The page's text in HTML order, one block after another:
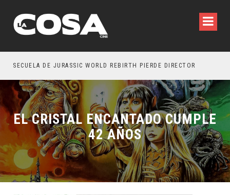
SECUELA DE JURASSIC WORLD REBIRTH PIERDE DIRECTOR
EL CRISTAL ENCANTADO CUMPLE
42 AÑOS